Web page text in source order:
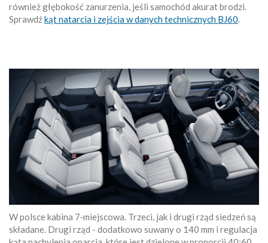
również głębokość zanurzenia, jeśli samochód akurat brodzi.
Sprawdźkąt natarcia i zejścia w danych technicznych BJ60.
W polsce kabina 7‑miejscowa. Trzeci, jak i drugi rząd siedzeń są
składane. Drugi rząd - dodatkowo suwany o 140 mm i regulacja